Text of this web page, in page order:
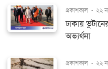
প্রকাশকাল - ২২
ঢাকায়
অভ্যর্থনা
প্রকাশকাল - ২২